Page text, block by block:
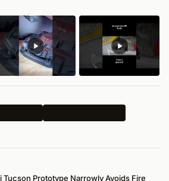
Tucson Prototype Narrowly Avoids Fire